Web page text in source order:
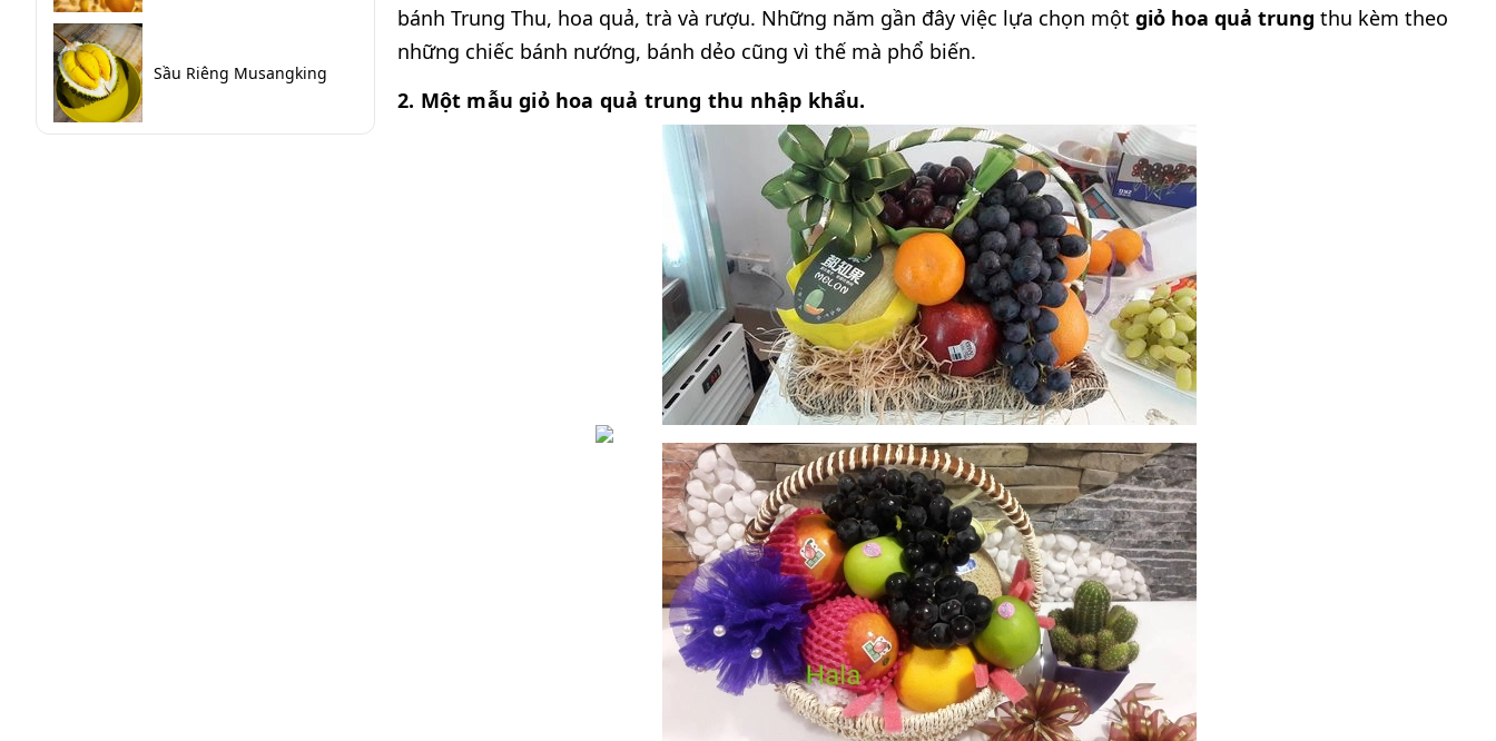
bánh Trung Thu, hoa quả, trà và rượu. Những năm gần đây việc lựa chọn một giỏ hoa quả trung thu kèm theo
những chiếc bánh nướng, bánh dẻo cũng vì thế mà phổ biến.
2. Một mẫu giỏ hoa quả trung thu nhập khẩu.
Sầu Riêng Musangking